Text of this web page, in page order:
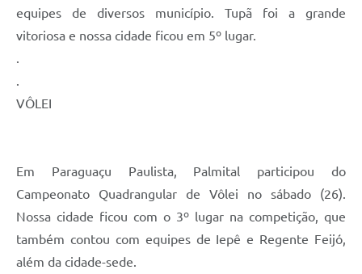
equipes de diversos município. Tupã foi a grande
vitoriosa e nossa cidade ficou em 5º lugar.
VÔLEI
Em Paraguaçu Paulista, Palmital participou do
Campeonato Quadrangular de Vôlei no sábado (26).
Nossa cidade ficou com o 3º lugar na competição, que
também contou com equipes de Iepê e Regente Feijó,
além da cidade-sede.